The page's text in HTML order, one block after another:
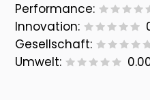
Performance:
Innovation:
Gesellschaft:
Umwelt: